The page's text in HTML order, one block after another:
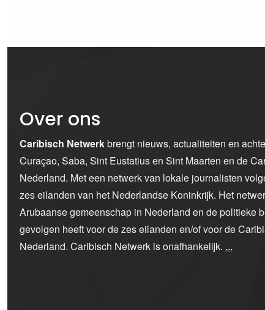
Over ons
Caribisch Netwerkbrengt nieuws, actualiteiten en
Curaçao, Saba, Sint Eustatius en Sint Maarten en de
Nederland. Met een netwerk van lokale journalisten
zes eilanden van het Nederlandse Koninkrijk. Het
Arubaanse gemeenschap in Nederland en de politieke
gevolgen heeft voor de zes eilanden en/of voor de
Nederland. Caribisch Netwerk is onafhankelijk. ...